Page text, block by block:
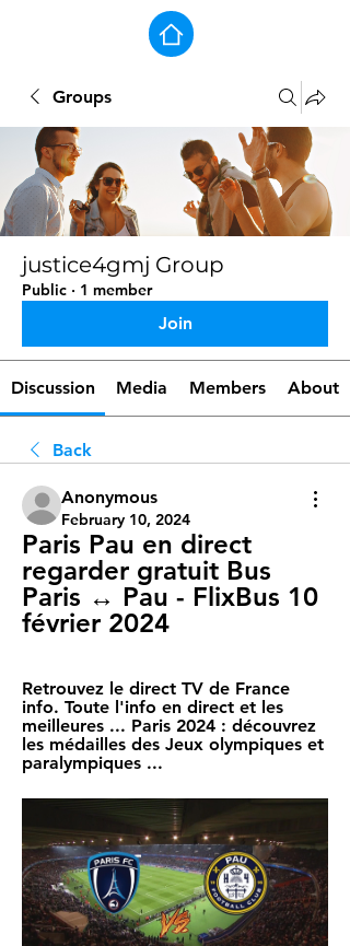
Groups
justice4gmj Group
Public · 1 member
Join
Discussion Media Members About
Back
Anonymous
February 10, 2024
Paris Pau en direct
regarder gratuit Bus
Paris ↔ Pau - FlixBus 10
février 2024
Retrouvez le direct TV de France
info. Toute l'info en direct et les
meilleures ... Paris 2024 : découvrez
les médailles des Jeux olympiques et
paralympiques ...